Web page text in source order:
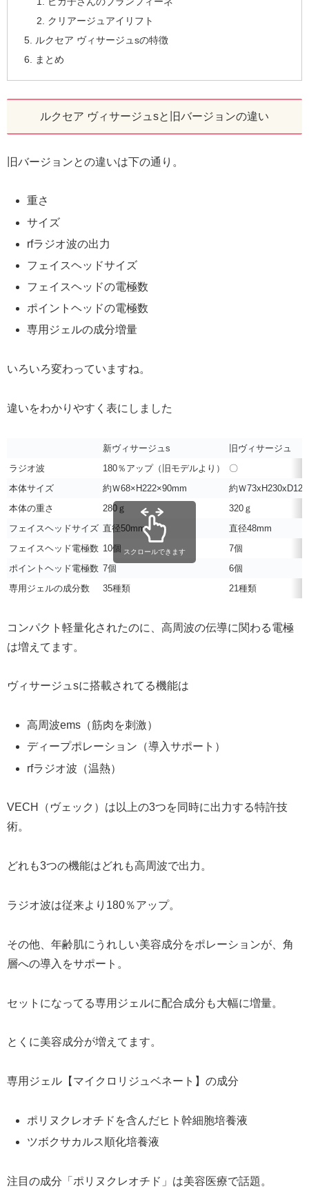
クリアージュアイリフト
ルクセア ヴィサージュsの特徴
まとめ
ルクセア ヴィサージュsと旧バージョンの違い
旧バージョンとの違いは下の通り。
重さ
サイズ
rfラジオ波の出力
フェイスヘッドサイズ
フェイスヘッドの電極数
ポイントヘッドの電極数
専用ジェルの成分増量
いろいろ変わっていますね。
違いをわかりやすく表にしました
新ヴィサージュs
旧ヴィサージュ
ラジオ波
180％アップ（旧モデルより）
〇
本体サイズ
約Ｗ68×H222×90mm
約Ｗ
本体の重さ
280ｇ
320ｇ
フェイスヘッドサイズ 直径50mm
直径48mm
フェイスヘッド電極数 10個
7個
ポイントヘッド電極数 7個
6個
専用ジェルの成分数
35種類 21種類
スクロールできます
コンパクト軽量化されたのに、高周波の伝導に関わる電極
は増えてます。
ヴィサージュsに搭載されてる機能は
高周波ems（筋肉を刺激）
ディープポレーション（導入サポート）
rfラジオ波（温熱）
VECH（ヴェック）は以上の3つを同時に出力する特許技
術。
どれも3つの機能はどれも高周波で出力。
ラジオ波は従来より180％アップ。
その他、年齢肌にうれしい美容成分をポレーションが、角
層への導入をサポート。
セットになってる専用ジェルに配合成分も大幅に増量。
とくに美容成分が増えてます。
専用ジェル【マイクロリジュベネート】の成分
ポリヌクレオチドを含んだヒト幹細胞培養液
ツボクサカルス順化培養液
注目の成分「ポリヌクレオチド」は美容医療で話題。